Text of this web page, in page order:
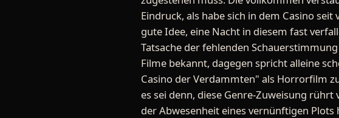
Eindruck, als habe sich in dem Casino
gute Idee, eine Nacht in diesem fast
Tatsache der fehlenden
Filme bekannt, dagegen spricht alleine
Casino der Verdammten" als Horrorfilm
es sei denn, diese Genre-Zuweisung
der Abwesenheit eines vernünftigen